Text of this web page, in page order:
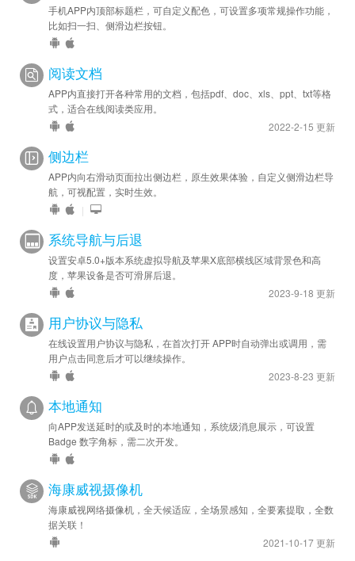
手机APP内顶部标题栏，可自定义配色，可设置多项常规操作功能，
比如扫一扫、侧滑边栏按钮。
阅读文档
APP内直接打开各种常用的文档，包括pdf、doc、xls、ppt、txt等格
式，适合在线阅读类应用。
2022-2-15 更新
侧边栏
APP内向右滑动页面拉出侧边栏，原生效果体验，自定义侧滑边栏导
航，可视配置，实时生效。
|
系统导航与后退
设置安卓5.0+版本系统虚拟导航及苹果X底部横线区域背景色和高
度，苹果设备是否可滑屏后退。
2023-9-18 更新
用户协议与隐私
在线设置用户协议与隐私，在首次打开 APP时自动弹出或调用，需
用户点击同意后才可以继续操作。
2023-8-23 更新
本地通知
向APP发送延时的或及时的本地通知，系统级消息展示，可设置
Badge 数字角标，需二次开发。
海康威视摄像机
海康威视网络摄像机，全天候适应，全场景感知，全要素提取，全数
据关联！
2021-10-17 更新